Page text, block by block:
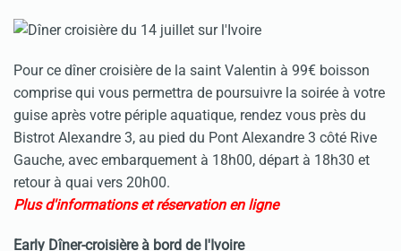
Pour ce dîner croisière de la saint Valentin à 99€ boisson
comprise qui vous permettra de poursuivre la soirée à votre
guise après votre périple aquatique, rendez vous près du
Bistrot Alexandre 3, au pied du Pont Alexandre 3 côté Rive
Gauche, avec embarquement à 18h00, départ à 18h30 et
retour à quai vers 20h00.
Plus d'informations et réservation en ligne
Early Dîner-croisière à bord de l'Ivoire